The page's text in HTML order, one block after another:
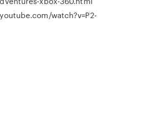
watch?v=P2-